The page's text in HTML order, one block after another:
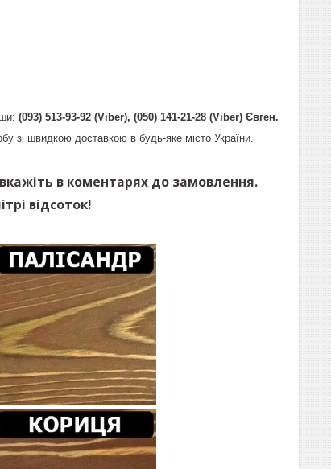
(093) 513-93-92 (Viber), (050) 141-21-28 (Viber) Євген.
зі швидкою доставкою в будь-яке місто України.
в коментарях до замовлення.
відсоток!